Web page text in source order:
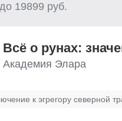
19899 руб.
Всё о рунах:
Академия Элара
к эгрегору северной